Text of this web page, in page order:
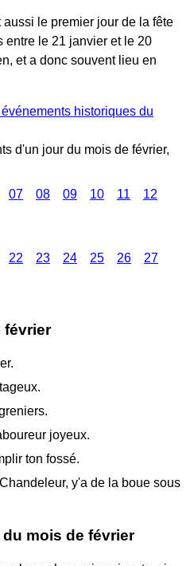
le premier jour de la fête
entre le 21 janvier et le 20
et a donc souvent lieu en
historiques du
d'un jour du mois de février,
07 08 09 10 11 12
22 23 24 25 26 27
février
joyeux.
ton fossé.
y'a de la boue sous
mois de février